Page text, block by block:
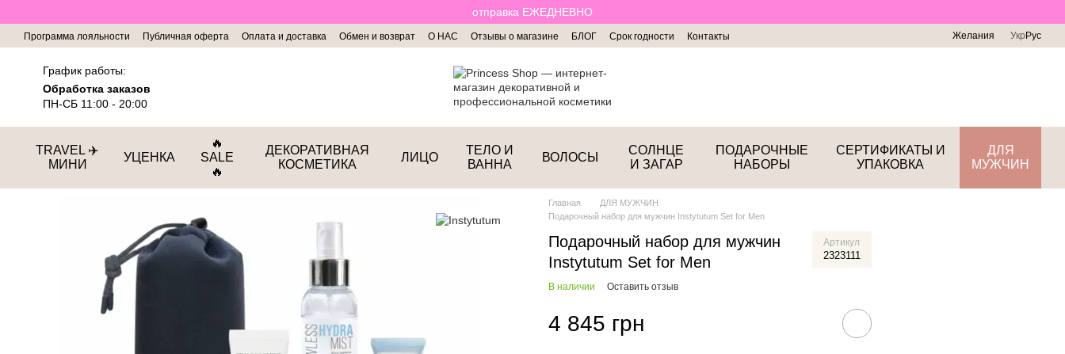
отправка ЕЖЕДНЕВНО
Программа лояльности Публичная оферта Оплата и доставка Обмен и возврат О НАС Отзывы о магазине БЛОГ Срок годности Контакты Желания Укр Рус
График работы:
Обработка заказов
ПН-СБ 11:00 - 20:00
TRAVEL ✈️
МИНИ
УЦЕНКА
🔥
SALE
🔥
ДЕКОРАТИВНАЯ
КОСМЕТИКА
ЛИЦО
ТЕЛО И
ВАННА
ВОЛОСЫ
СОЛНЦЕ
И ЗАГАР
ПОДАРОЧНЫЕ
НАБОРЫ
СЕРТИФИКАТЫ И
УПАКОВКА
ДЛЯ
МУЖЧИН
Главная
ДЛЯ МУЖЧИН
Подарочный набор для мужчин Instytutum Set for Men
Подарочный набор для мужчин
Instytutum Set for Men
Артикул
2323111
В наличии Оставить отзыв
4 845 грн